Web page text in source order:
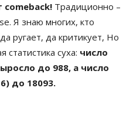
comeback! Традиционно –
Я знаю многих, кто
ругает, да критикует, Но
суха: число
до 988, а число
до 18093.